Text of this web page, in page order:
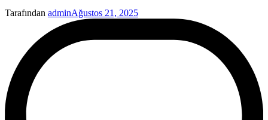
Tarafından adminAğustos 21, 2025